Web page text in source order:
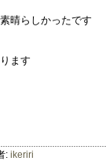
晴らしかったです
ます
: ikeriri